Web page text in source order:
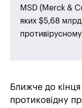
MSD (Merck &
яких $5,68
Ближче до
протиковідну